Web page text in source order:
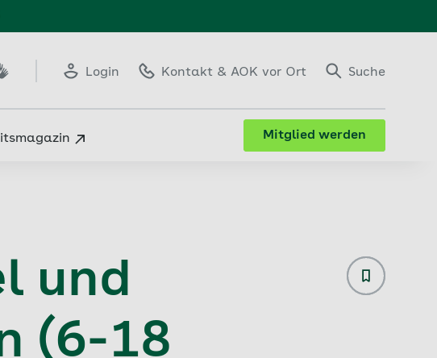
Login Kontakt & AOK vor Ort Suche
Mitglied werden
und
(6-18